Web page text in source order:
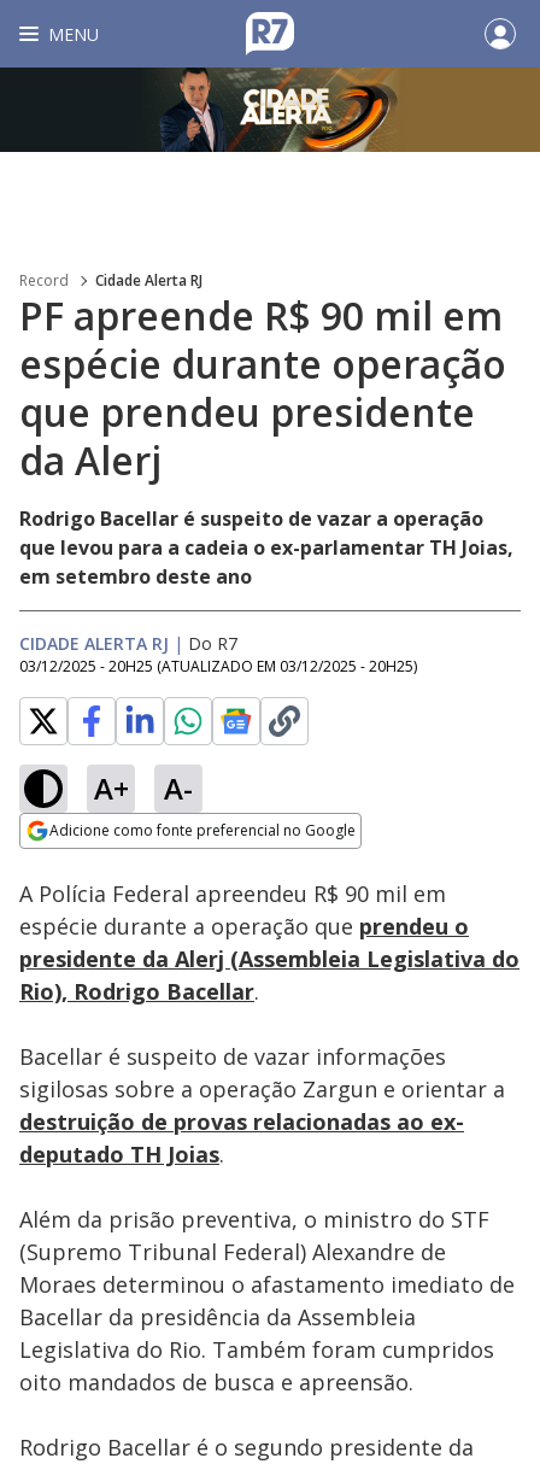
MENU
Record Cidade Alerta RJ
PF apreende R$ 90 mil em
espécie durante operação
que prendeu presidente
da Alerj
Rodrigo Bacellar é suspeito de vazar a operação
que levou para a cadeia o ex-parlamentar TH Joias,
em setembro deste ano
CIDADE ALERTA RJ | Do R7
03/12/2025 - 20H25 (ATUALIZADO EM 03/12/2025 - 20H25)
A+ A-
Adicione como fonte preferencial no Google
Ativar
Loaded
24.99%
A Polícia Federal apreendeu R$ 90 mil em
espécie durante a operação que prendeu o
presidente da Alerj (Assembleia Legislativa do
Rio), Rodrigo Bacellar.
Bacellar é suspeito de vazar informações
sigilosas sobre a operação Zargun e orientar a
destruição de provas relacionadas ao ex-
deputado TH Joias.
Além da prisão preventiva, o ministro do STF
(Supremo Tribunal Federal) Alexandre de
Moraes determinou o afastamento imediato de
Bacellar da presidência da Assembleia
Legislativa do Rio. Também foram cumpridos
oito mandados de busca e apreensão.
Rodrigo Bacellar é o segundo presidente da